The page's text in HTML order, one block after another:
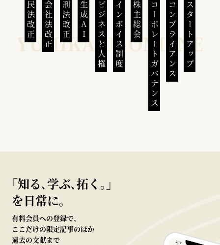
民法改正 会社法改正 刑法改正 生成AI ビジネスと人権インボイス制度 株主総会 コーポレートガバナンスコンプライアンススタートアップ
｢知る､学ぶ､拓く｡｣
を日常に。
有料会員への登録で、
ここだけの限定記事のほか
過去の文献まで